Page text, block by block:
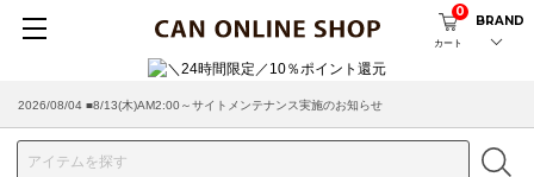
カート
0
BRAND
2026/08/04 ■8/13(木)AM2:00～サイトメンテナンス実施のお知らせ